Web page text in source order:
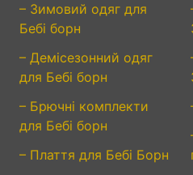
– Зимовий одяг для
Бебі борн
– Демісезонний одяг
для Бебі борн
– Брючні комплекти
для Бебі борн
– Плаття для Бебі Борн